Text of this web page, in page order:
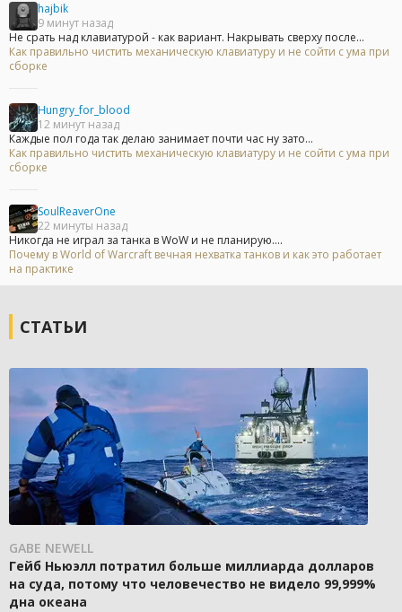
hajbik
9 минут назад
Не срать над клавиатурой - как вариант. Накрывать сверху после...
Как правильно чистить механическую клавиатуру и не сойти с ума при
сборке
Hungry_for_blood
12 минут назад
Каждые пол года так делаю занимает почти час ну зато...
Как правильно чистить механическую клавиатуру и не сойти с ума при
сборке
SoulReaverOne
22 минуты назад
Никогда не играл за танка в WoW и не планирую....
Почему в World of Warcraft вечная нехватка танков и как это работает
на практике
СТАТЬИ
GABE NEWELL
Гейб Ньюэлл потратил больше миллиарда долларов
на суда, потому что человечество не видело 99,999%
дна океана